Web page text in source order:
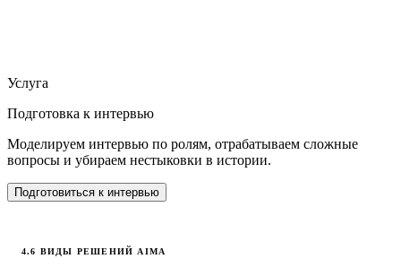
Услуга
Подготовка к интервью
Моделируем интервью по ролям, отрабатываем сложные
вопросы и убираем нестыковки в истории.
Подготовиться к интервью
4.6 ВИДЫ РЕШЕНИЙ AIMA